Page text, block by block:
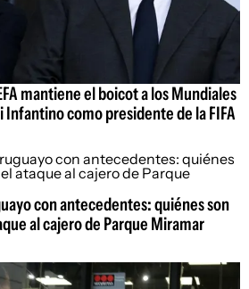
mantiene el boicot a los Mundiales
Infantino como presidente de la FIFA
con antecedentes: quiénes son
al cajero de Parque Miramar